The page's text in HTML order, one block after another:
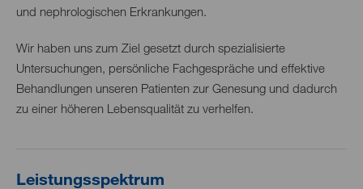
und nephrologischen Erkrankungen.
Wir haben uns zum Ziel gesetzt durch spezialisierte
Untersuchungen, persönliche Fachgespräche und effektive
Behandlungen unseren Patienten zur Genesung und dadurch
zu einer höheren Lebensqualität zu verhelfen.
Leistungsspektrum